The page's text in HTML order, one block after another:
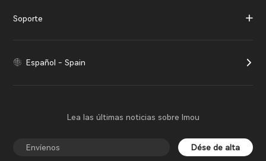
Soporte
Español - Spain
Lea las últimas noticias sobre Imou
Dése de alta